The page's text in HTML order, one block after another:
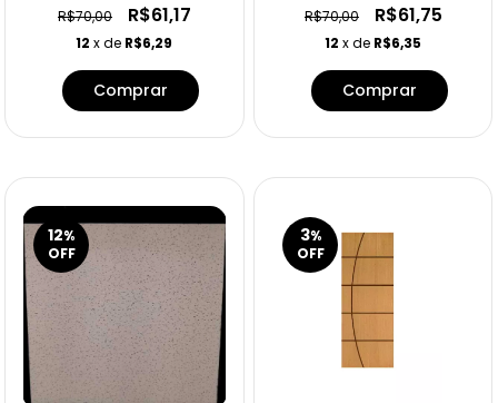
R$70,00 R$61,17
12 x de R$6,29
R$70,00 R$61,75
12 x de R$6,35
12%
OFF
3%
OFF